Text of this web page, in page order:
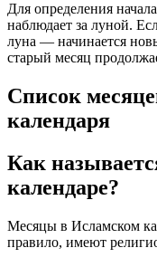
Для определения
наблюдает за луной.
луна — начинается
старый месяц
Список
календаря
Как
календаре?
Месяцы в Исламском
правило, имеют